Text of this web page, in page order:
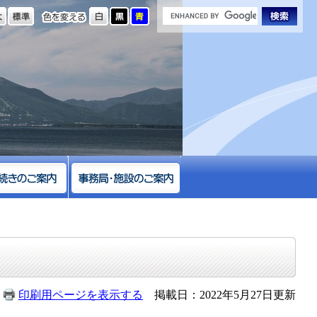
色を変える
大きさ
印刷用ページを表示する
掲載日：2022年5月27日更新